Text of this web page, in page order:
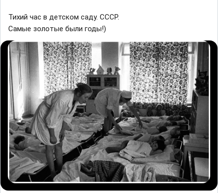
Тихий час в детском саду. СССР.
Самые золотые были годы!)